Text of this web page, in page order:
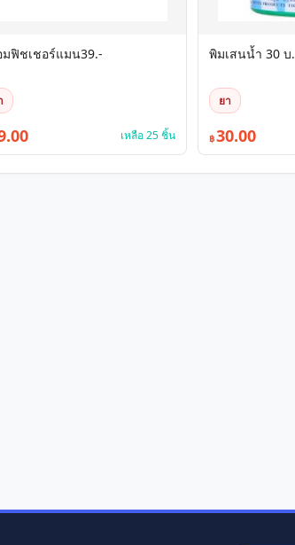
มฟิชเชอร์แมน39.-
เหลือ 25 ชิ้น
พิมเสนน้ำ 30 บ.
ยา
฿30.00